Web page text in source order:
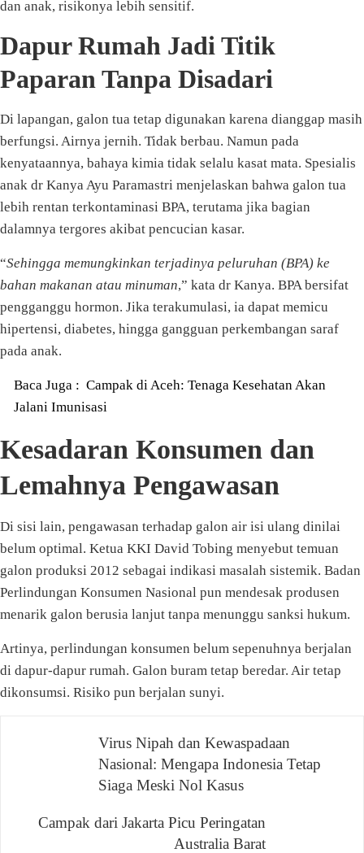
dan anak, risikonya lebih sensitif.
Dapur Rumah Jadi Titik
Paparan Tanpa Disadari
Di lapangan, galon tua tetap digunakan karena dianggap masih
berfungsi. Airnya jernih. Tidak berbau. Namun pada
kenyataannya, bahaya kimia tidak selalu kasat mata. Spesialis
anak dr Kanya Ayu Paramastri menjelaskan bahwa galon tua
lebih rentan terkontaminasi BPA, terutama jika bagian
dalamnya tergores akibat pencucian kasar.
“Sehingga memungkinkan terjadinya peluruhan (BPA) ke
bahan makanan atau minuman,” kata dr Kanya. BPA bersifat
pengganggu hormon. Jika terakumulasi, ia dapat memicu
hipertensi, diabetes, hingga gangguan perkembangan saraf
pada anak.
Baca Juga : Campak di Aceh: Tenaga Kesehatan Akan
Jalani Imunisasi
Kesadaran Konsumen dan
Lemahnya Pengawasan
Di sisi lain, pengawasan terhadap galon air isi ulang dinilai
belum optimal. Ketua KKI David Tobing menyebut temuan
galon produksi 2012 sebagai indikasi masalah sistemik. Badan
Perlindungan Konsumen Nasional pun mendesak produsen
menarik galon berusia lanjut tanpa menunggu sanksi hukum.
Artinya, perlindungan konsumen belum sepenuhnya berjalan
di dapur-dapur rumah. Galon buram tetap beredar. Air tetap
dikonsumsi. Risiko pun berjalan sunyi.
NavigasiVirus Nipah dan Kewaspadaan
Nasional: Mengapa Indonesia Tetap
Siaga Meski Nol Kasus
Campak dari Jakarta Picu Peringatan
Australia Barat